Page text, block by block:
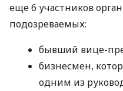
еще 6 участников
подозреваемых:
бывший вице-
бизнесмен,
одним из